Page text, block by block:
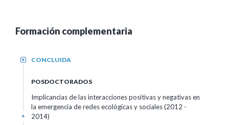
Formación complementaria
CONCLUIDA
+
POSDOCTORADOS
Implicancias de las interacciones positivas y negativas en
la emergencia de redes ecológicas y sociales (2012 -
2014)
+